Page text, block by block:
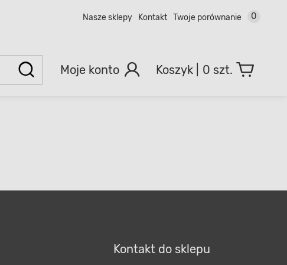
Nasze sklepy Kontakt Twoje porównanie 0
Moje konto 0 szt.
Kontakt do sklepu